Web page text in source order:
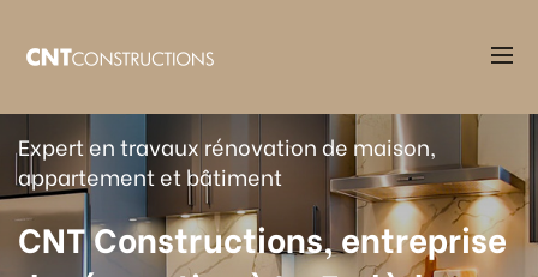
Accueil Entreprise rénovation La Farlède
Expert en travaux rénovation de maison,
appartement et bâtiment
CNT Constructions, entreprise